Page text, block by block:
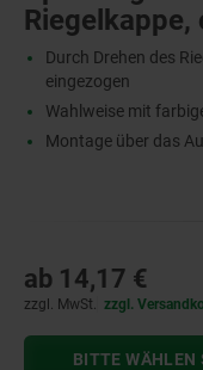
Riegelkappe,
Durch Drehen des
eingezogen
Wahlweise mit
Montage über das
ab 14,17 €
zzgl. MwSt. zzgl.
BITTE WÄHLEN